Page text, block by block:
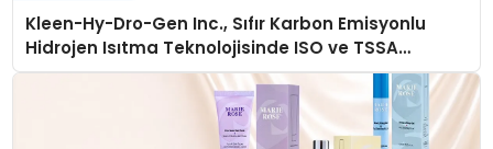
Kleen-Hy-Dro-Gen Inc., Sıfır Karbon Emisyonlu
Hidrojen Isıtma Teknolojisinde ISO ve TSSA
Düzenleyici Onaylarını Aldı